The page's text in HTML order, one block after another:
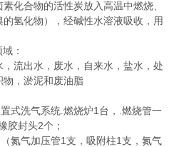
化合物的活性炭放入高温中燃烧、
氢化物），经碱性水溶液吸收，用
：
流出水，废水，自来水，盐水，处
物，淤泥和废油脂
式洗气系统.燃烧炉1台，.燃烧管一
胶封头2个；
氮气加压管1支，吸附柱1支，氮气